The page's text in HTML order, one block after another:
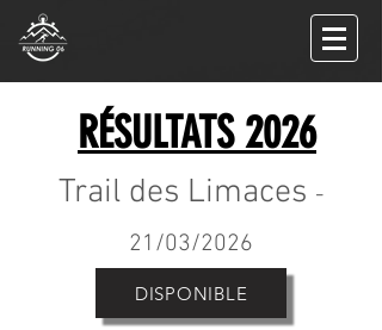
RÉSULTATS2026
Trail des Limaces -
21/03/2026
DISPONIBLE